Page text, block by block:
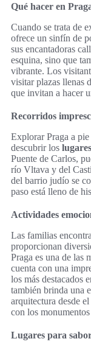
Qué hacer en
Cuando se trata de
ofrece un sinfín de
sus encantadoras
esquina, sino que
vibrante. Los
visitar plazas llenas
que invitan a hacer
Recorridos
Explorar Praga a pie
descubrir los
Puente de Carlos,
río Vltava y del
del barrio judío se
paso está lleno de
Actividades
Las familias
proporcionan
Praga es una de las
cuenta con una
los más destacados
también brinda una
arquitectura desde
con los
Lugares para